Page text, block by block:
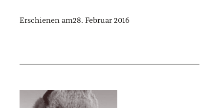
Erschienen am28. Februar 2016